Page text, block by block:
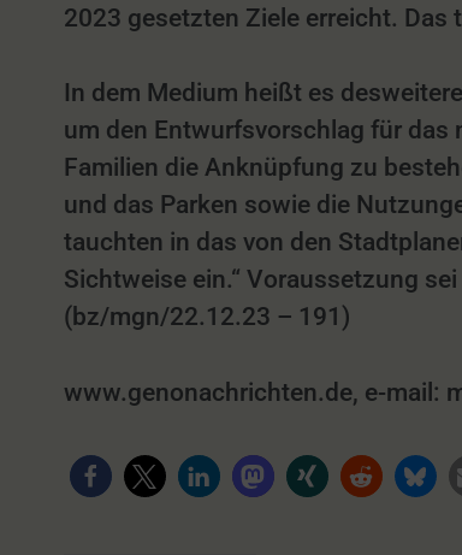
2023 gesetzten Ziele erreicht.
In dem Medium heißt es
um den Entwurfsvorschlag für das
Familien die Anknüpfung zu
und das Parken sowie die
tauchten in das von den
Sichtweise ein.“ Voraussetzung
(bz/mgn/22.12.23 – 191)
www.genonachrichten.de, e-mail: